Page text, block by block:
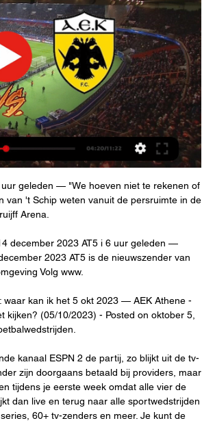
geleden — "We hoeven niet te rekenen of
van 't Schip weten vanuit de persruimte in de
Arena.
december 2023 AT5 i 6 uur geleden —
2023 AT5 is de nieuwszender van
Volg www.
waar kan ik het 5 okt 2023 — AEK Athene -
kijken? (05/10/2023) - Posted on oktober 5,
kanaal ESPN 2 de partij, zo blijkt uit de tv-
zijn doorgaans betaald bij providers, maar
tijdens je eerste week omdat alle vier de
dan live en terug naar alle sportwedstrijden
60+ tv-zenders en meer. Je kunt de